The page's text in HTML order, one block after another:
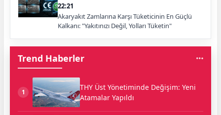
22:21
Akaryakıt Zamlarına Karşı Tüketicinin En Güçlü
Kalkanı: "Yakıtınızı Değil, Yolları Tüketin"
Trend Haberler
1
THY Üst Yönetiminde Değişim: Yeni
Atamalar Yapıldı